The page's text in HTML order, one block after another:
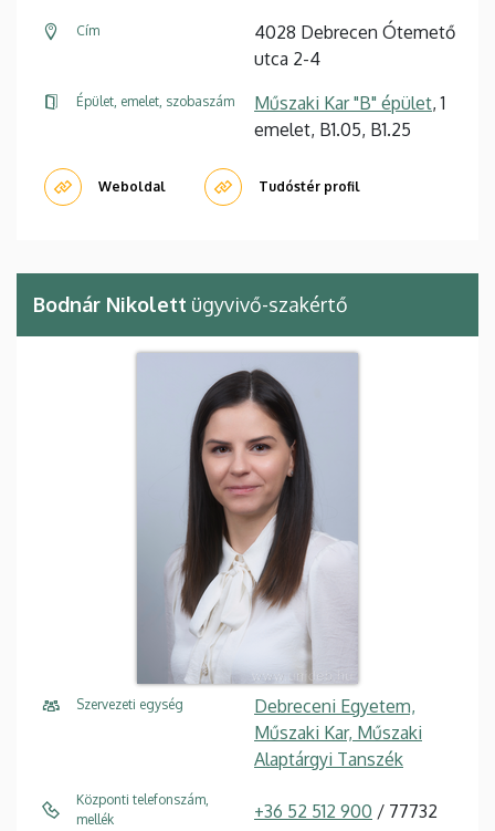
Cím
4028 Debrecen Ótemető
utca 2-4
Épület, emelet, szobaszám Műszaki Kar "B" épület, 1
emelet, B1.05, B1.25
Weboldal Tudóstér profil
Bodnár Nikolett ügyvivő-szakértő
Szervezeti egység
Debreceni Egyetem,
Műszaki Kar, Műszaki
Alaptárgyi Tanszék
Központi telefonszám,
mellék
+36 52 512 900 / 77732